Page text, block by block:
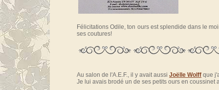
Félicitations Odile, ton ours est splendide dans le
ses coutures!
Au salon de l'A.E.F., il y avait aussiJoëlle Wolff que
Je lui avais brodé un de ses petits ours en coussinet